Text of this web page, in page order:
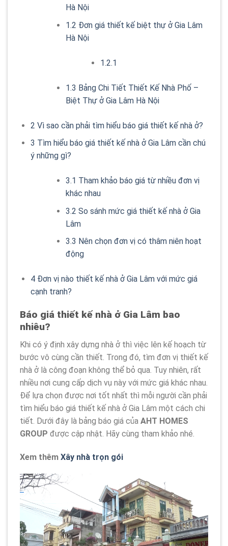
Hà Nội
1.2 Đơn giá thiết kế biệt thự ở Gia Lâm
Hà Nội
1.2.1
1.3 Bảng Chi Tiết Thiết Kế Nhà Phố –
Biệt Thự ở Gia Lâm Hà Nội
2 Vì sao cần phải tìm hiểu báo giá thiết kế nhà ở?
3 Tìm hiểu báo giá thiết kế nhà ở Gia Lâm cần chú
ý những gì?
3.1 Tham khảo báo giá từ nhiều đơn vị
khác nhau
3.2 So sánh mức giá thiết kế nhà ở Gia
Lâm
3.3 Nên chọn đơn vị có thâm niên hoạt
động
4Đơn vị nào thiết kế nhà ở Gia Lâm với mức giá
cạnh tranh?
Báo giá thiết kế nhà ở Gia Lâm bao
nhiêu?
Khi có ý định xây dựng nhà ở thì việc lên kế hoạch từ
bước vô cùng cần thiết. Trong đó, tìm đơn vị thiết kế
nhà ở là công đoạn không thể bỏ qua. Tuy nhiên, rất
nhiều nơi cung cấp dịch vụ này với mức giá khác nhau.
Để lựa chọn được nơi tốt nhất thì mỗi người cần phải
tìm hiểu báo giá thiết kế nhà ở Gia Lâm một cách chi
tiết. Dưới đây là bảng báo giá của AHT HOMES
GROUP được cập nhật. Hãy cùng tham khảo nhé.
Xem thêm Xây nhà trọn gói